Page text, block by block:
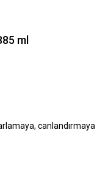
ml
canlandırmaya